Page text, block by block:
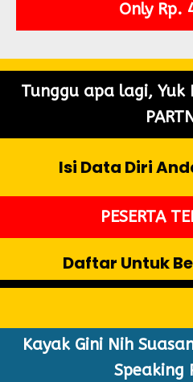
Only Rp.
Tunggu apa lagi, Yuk
Isi Data Diri
PESERTA
Daftar Untuk
Kayak Gini Nih
Speaking